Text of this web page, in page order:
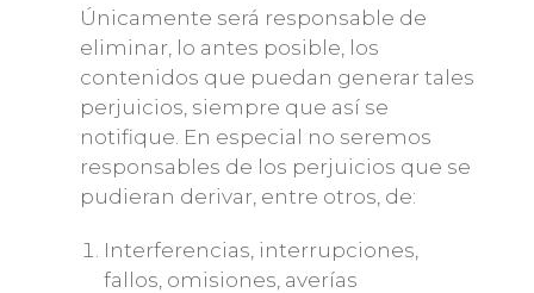
Únicamente será responsable de
eliminar, lo antes posible, los
contenidos que puedan generar tales
perjuicios, siempre que así se
notifique. En especial no seremos
responsables de los perjuicios que se
pudieran derivar, entre otros, de:
Interferencias, interrupciones,
fallos, omisiones, averías